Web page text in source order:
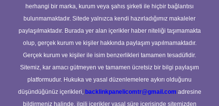
herhangi bir marka, kurum veya şahıs şirketi ile hiçbir bağlantısı
bulunmamaktadır. Sitede yalnızca kendi hazırladığımız makaleler
paylaşılmaktadır. Burada yer alan içerikler haber niteliği taşımamakta
olup, gerçek kurum ve kişiler hakkında paylaşım yapılmamaktadır.
Gerçek kurum ve kişiler ile isim benzerlikleri tamamen tesadüfidir.
Sitemiz, kar amacı gütmeyen ve tamamen ücretsiz bir bilgi paylaşım
platformudur. Hukuka ve yasal düzenlemelere aykırı olduğunu
düşündüğünüz içerikleri, backlinkpanelicomtr@gmail.com adresine
bildirmeniz halinde, ilgili içerikler yasal süre içerisinde sitemizden